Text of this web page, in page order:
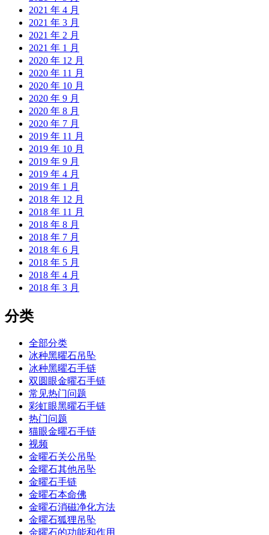
2021 年 4 月
2021 年 3 月
2021 年 2 月
2021 年 1 月
2020 年 12 月
2020 年 11 月
2020 年 10 月
2020 年 9 月
2020 年 8 月
2020 年 7 月
2019 年 11 月
2019 年 10 月
2019 年 9 月
2019 年 4 月
2019 年 1 月
2018 年 12 月
2018 年 11 月
2018 年 8 月
2018 年 7 月
2018 年 6 月
2018 年 5 月
2018 年 4 月
2018 年 3 月
分类
全部分类
冰种黑曜石吊坠
冰种黑曜石手链
双圆眼金曜石手链
常见热门问题
彩虹眼黑曜石手链
热门问题
猫眼金曜石手链
视频
金曜石关公吊坠
金曜石其他吊坠
金曜石手链
金曜石本命佛
金曜石消磁净化方法
金曜石狐狸吊坠
金曜石的功能和作用